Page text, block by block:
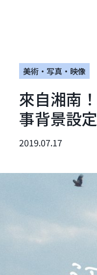
美術・写真・映像
來自湘南
事背景設
2019.07.17